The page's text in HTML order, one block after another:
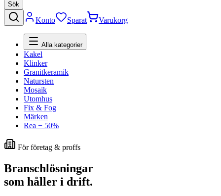
Sök
Konto Sparat Varukorg
Alla kategorier
Kakel
Klinker
Granitkeramik
Natursten
Mosaik
Utomhus
Fix & Fog
Märken
Rea − 50%
För företag & proffs
Branschlösningar
som håller i drift.